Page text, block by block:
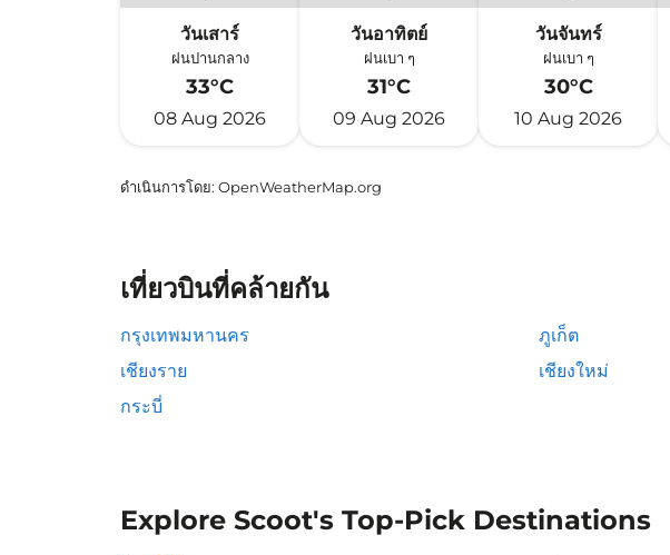
วันเสาร์
ฝนปานกลาง
33°C
08 Aug 2026
วันอาทิตย์
ฝนเบา ๆ
31°C
09 Aug 2026
วันจันทร์
ฝนเบา ๆ
30°C
10 Aug 2026
ดำเนินการโดย: OpenWeatherMap.org
เที่ยวบินที่คล้ายกัน
กรุงเทพมหานคร ภูเก็ต
เชียงราย
เชียงใหม่
กระบี่
Explore Scoot's Top-Pick Destinations